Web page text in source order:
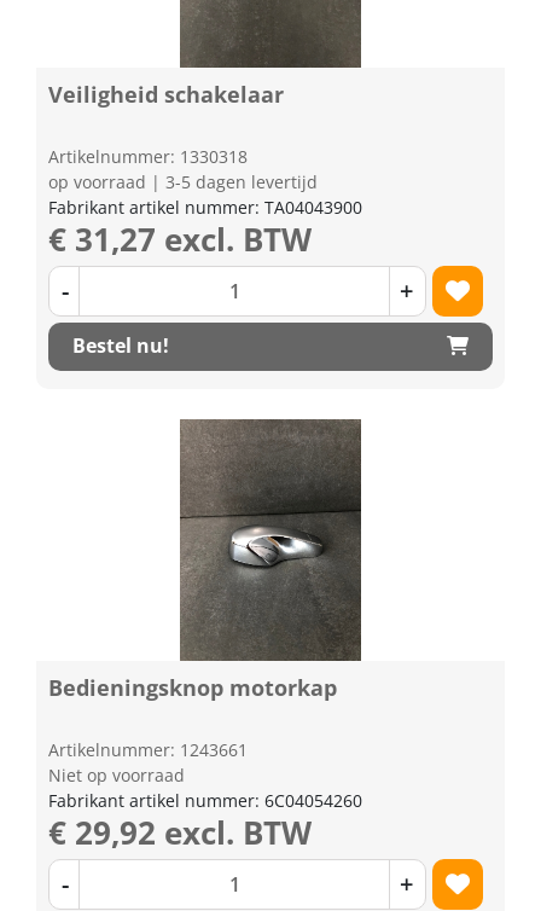
Veiligheid schakelaar
Artikelnummer: 1330318
op voorraad | 3-5 dagen levertijd
Fabrikant artikel nummer: TA04043900
€ 31,27 excl. BTW
- +
Bestel nu!
Bedieningsknop motorkap
Artikelnummer: 1243661
Niet op voorraad
Fabrikant artikel nummer: 6C04054260
€ 29,92 excl. BTW
- +